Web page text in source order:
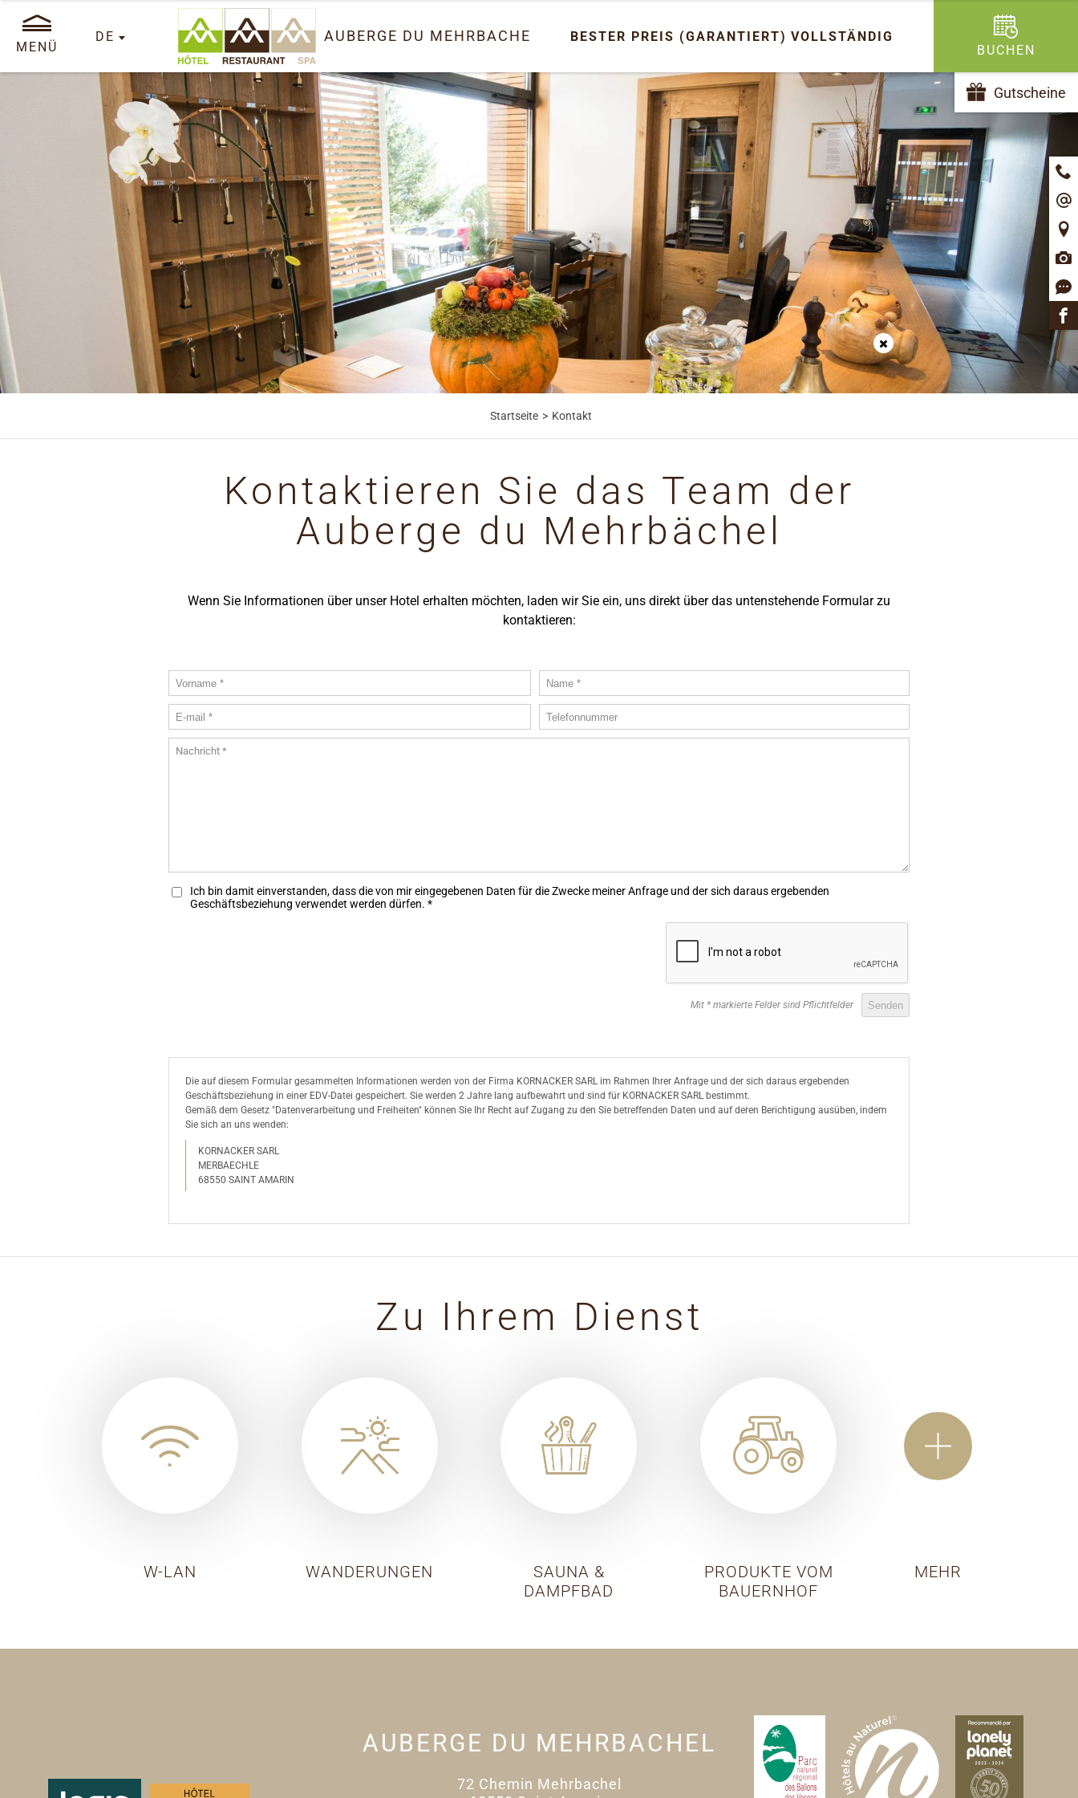
MENÜ
DE AUBERGE DU MEHRBACHEL
BUCHEN
Gutscheine
BESTER PREIS (GARANTIERT) VOLLSTÄNDIG
Startseite Kontakt
Kontaktieren Sie das Team der
Auberge du Mehrbächel
Wenn Sie Informationen über unser Hotel erhalten möchten, laden wir Sie ein, uns direkt über das untenstehende Formular zu
kontaktieren:
Ich bin damit einverstanden, dass die von mir eingegebenen Daten für die Zwecke meiner Anfrage und der sich daraus ergebenden
Geschäftsbeziehung verwendet werden dürfen. *
Mit * markierte Felder sind Pflichtfelder
Die auf diesem Formular gesammelten Informationen werden von der Firma KORNACKER SARL im Rahmen Ihrer Anfrage und der sich daraus ergebenden
Geschäftsbeziehung in einer EDV-Datei gespeichert. Sie werden 2 Jahre lang aufbewahrt und sind für KORNACKER SARL bestimmt.
Gemäß dem Gesetz "Datenverarbeitung und Freiheiten" können Sie Ihr Recht auf Zugang zu den Sie betreffenden Daten und auf deren Berichtigung ausüben, indem
Sie sich an uns wenden:
KORNACKER SARL
MERBAECHLE
68550 SAINT AMARIN
Zu Ihrem Dienst
W-LAN WANDERUNGEN
SAUNA &
DAMPFBAD
PRODUKTE VOM
BAUERNHOF
MEHR
AUBERGE DU MEHRBACHEL
72 Chemin Mehrbachel